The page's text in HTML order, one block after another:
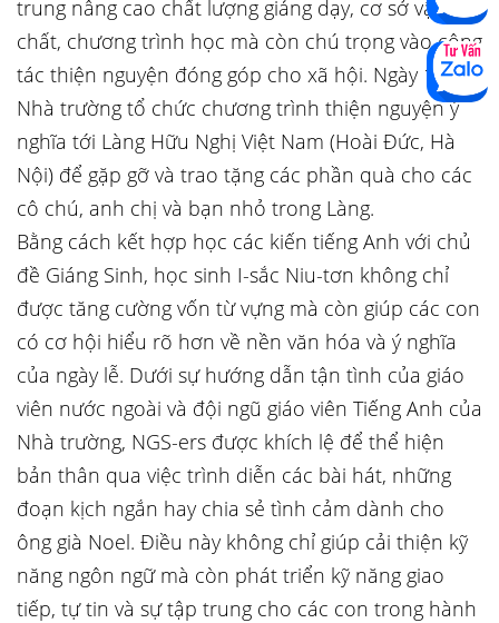
trung nâng cao chất lượng giảng dạy, cơ sở vật
chất, chương trình học mà còn chú trọng vào công
tác thiện nguyện đóng góp cho xã hội. Ngày 11/01,
Nhà trường tổ chức chương trình thiện nguyện ý
nghĩa tới Làng Hữu Nghị Việt Nam (Hoài Đức, Hà
Nội) để gặp gỡ và trao tặng các phần quà cho các
cô chú, anh chị và bạn nhỏ trong Làng.
Bằng cách kết hợp học các kiến tiếng Anh với chủ
đề Giáng Sinh, học sinh I-sắc Niu-tơn không chỉ
được tăng cường vốn từ vựng mà còn giúp các con
có cơ hội hiểu rõ hơn về nền văn hóa và ý nghĩa
của ngày lễ. Dưới sự hướng dẫn tận tình của giáo
viên nước ngoài và đội ngũ giáo viên Tiếng Anh của
Nhà trường, NGS-ers được khích lệ để thể hiện
bản thân qua việc trình diễn các bài hát, những
đoạn kịch ngắn hay chia sẻ tình cảm dành cho
ông già Noel. Điều này không chỉ giúp cải thiện kỹ
năng ngôn ngữ mà còn phát triển kỹ năng giao
tiếp, tự tin và sự tập trung cho các con trong hành